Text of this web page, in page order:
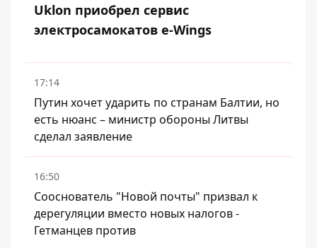
Uklon приобрел сервис
электросамокатов e-Wings
17:14
Путин хочет ударить по странам Балтии, но
есть нюанс – министр обороны Литвы
сделал заявление
16:50
Сооснователь "Новой почты" призвал к
дерегуляции вместо новых налогов -
Гетманцев против